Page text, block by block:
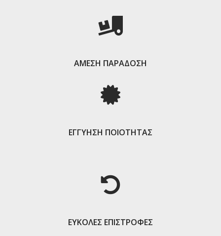
ΑΜΕΣΗ ΠΑΡΑΔΟΣΗ
ΕΓΓΥΗΣΗ ΠΟΙΟΤΗΤΑΣ
ΕΥΚΟΛΕΣ ΕΠΙΣΤΡΟΦΕΣ